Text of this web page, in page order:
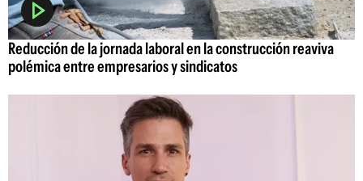
Reducción de la jornada laboral en la construcción reaviva
polémica entre empresarios y sindicatos